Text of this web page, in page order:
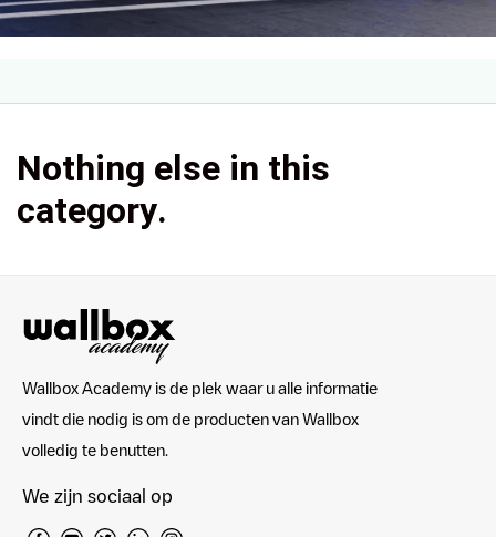
Nothing else in this
category.
Wallbox Academy is de plek waar u alle informatie
vindt die nodig is om de producten van Wallbox
volledig te benutten.
We zijn sociaal op